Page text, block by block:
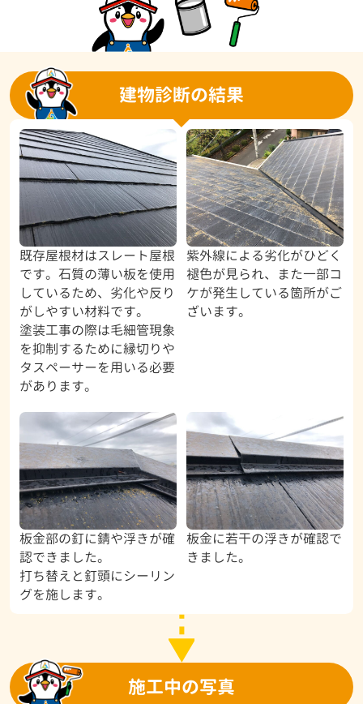
建物診断の結果
既存屋根材はスレート屋根
です。石質の薄い板を使用
しているため、劣化や反り
がしやすい材料です。
塗装工事の際は毛細管現象
を抑制するために縁切りや
タスペーサーを用いる必要
があります。
紫外線による劣化がひどく
褪色が見られ、また一部コ
ケが発生している箇所がご
ざいます。
板金部の釘に錆や浮きが確
認できました。
打ち替えと釘頭にシーリン
グを施します。
板金に若干の浮きが確認で
きました。
施工中の写真